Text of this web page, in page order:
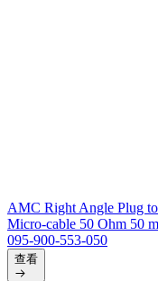
AMC Right Angle Plug
Micro-cable 50 Ohm 50
095-900-553-050
查看